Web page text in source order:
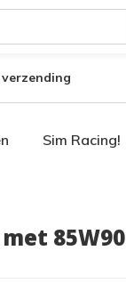
verzending
Sim Racing!
85W90